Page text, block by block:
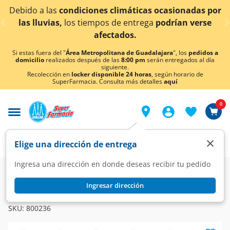
< div class="carousel-inner">
climáticas ocasionadas por
tiempos de entregapodrían verse
¡Ahora
Si estas fuera del "Área Metropolitana de Guadalajara", los pedidos a
domicilio realizados después de las8:00 pm serán entregados al día
siguiente.
Recolección en locker disponible 24 horas, según horario de
SuperFarmacia. Consulta más detallesaquí
Elige una dirección de entrega
Ingresa una dirección en donde deseas recibir tu pedido
Ingresar dirección
×
0
Super Hogar Velas y Veladoras Veladoras
Veladora FG San Judas Tadeo, 1 pz.
SKU: 800236